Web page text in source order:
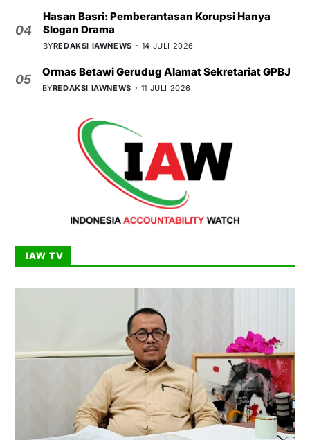
04
Hasan Basri: Pemberantasan Korupsi Hanya
Slogan Drama
BYREDAKSI IAWNEWS 14 JULI 2026
05
Ormas Betawi Gerudug Alamat Sekretariat GPBJ
BYREDAKSI IAWNEWS 11 JULI 2026
IAW TV